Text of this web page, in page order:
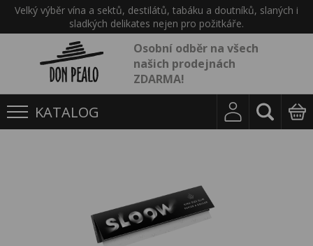
Velký výběr vína a sektů, destilátů, tabáku a doutníků, slaných i
sladkých delikates nejen pro požitkáře.
Osobní odběr na všech
našich prodejnách
ZDARMA!
KATALOG